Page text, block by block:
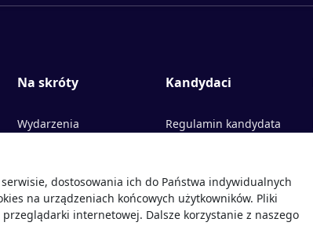
Na skróty
Wydarzenia
Rekrutujemy sprawdź
Polityka cookies
Kandydaci
Regulamin kandydata
Pracodawcy
Opinie o pracodawcach
dostosowania ich do Państwa indywidualnych
na urządzeniach końcowych użytkowników. Pliki
internetowej. Dalsze korzystanie z naszego